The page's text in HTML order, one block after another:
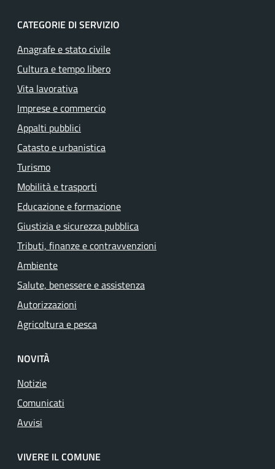
CATEGORIE DI SERVIZIO
Anagrafe e stato civile
Cultura e tempo libero
Vita lavorativa
Imprese e commercio
Appalti pubblici
Catasto e urbanistica
Turismo
Mobilità e trasporti
Educazione e formazione
Giustizia e sicurezza pubblica
Tributi, finanze e contravvenzioni
Ambiente
Salute, benessere e assistenza
Autorizzazioni
Agricoltura e pesca
NOVITÀ
Notizie
Comunicati
Avvisi
VIVERE IL COMUNE